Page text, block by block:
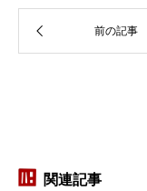
関連記事